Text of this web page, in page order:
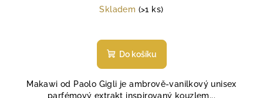
cena:
Skladem (>1 ks)
hodnocení
produktu
z
Do košíku
Makawi od Paolo Gigli je ambrově-vanilkový unisex
parfémový extrakt inspirovaný kouzlem...